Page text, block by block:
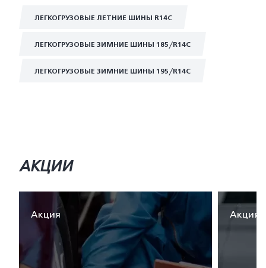
ЛЕГКОГРУЗОВЫЕ ЛЕТНИЕ ШИНЫ R14C
ЛЕГКОГРУЗОВЫЕ ЗИМНИЕ ШИНЫ 185/R14C
ЛЕГКОГРУЗОВЫЕ ЗИМНИЕ ШИНЫ 195/R14C
АКЦИИ
Акция Акция